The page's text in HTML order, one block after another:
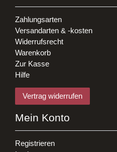
Zahlungsarten
Versandarten & -kosten
Widerrufsrecht
Warenkorb
Zur Kasse
Hilfe
Vertrag widerrufen
Mein Konto
Registrieren